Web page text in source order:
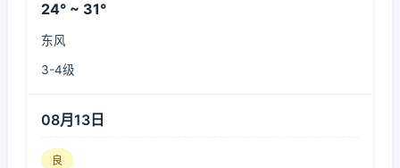
24° ~ 31°
东风
3-4级
08月13日
良